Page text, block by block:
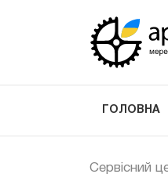
ГОЛОВНА
Сервісний